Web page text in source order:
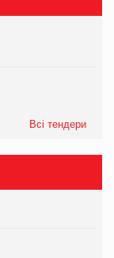
Всі тендери